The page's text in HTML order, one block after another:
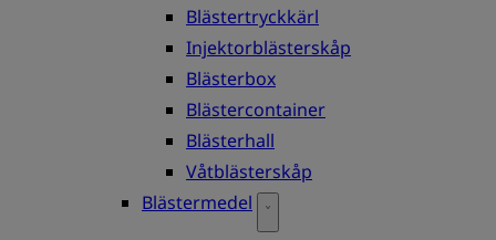
Blästertryckkärl
Injektorblästerskåp
Blästerbox
Blästercontainer
Blästerhall
Våtblästerskåp
Blästermedel